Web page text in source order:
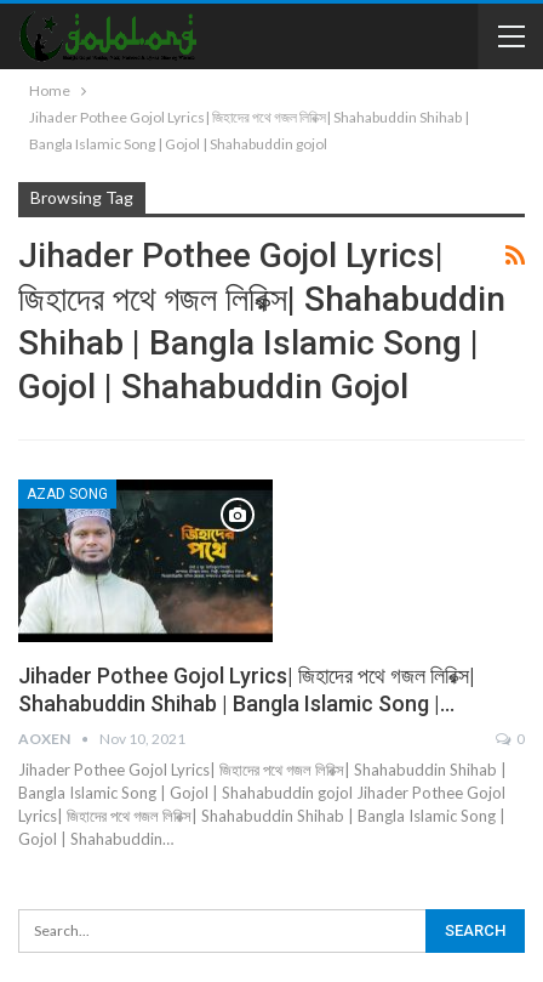
Home
Jihader Pothee Gojol Lyrics| জিহাদের পথে গজল লিরিক্স| Shahabuddin Shihab |
Bangla Islamic Song | Gojol | Shahabuddin gojol
Browsing Tag
Jihader Pothee Gojol Lyrics|
জিহাদের পথে গজল লিরিক্স| Shahabuddin
Shihab | Bangla Islamic Song |
Gojol | Shahabuddin Gojol
AZAD SONG
Jihader Pothee Gojol Lyrics| জিহাদের পথে গজল লিরিক্স|
Shahabuddin Shihab | Bangla Islamic Song |…
AOXEN Nov 10, 2021 0
Jihader Pothee Gojol Lyrics| জিহাদের পথে গজল লিরিক্স| Shahabuddin Shihab |
Bangla Islamic Song | Gojol | Shahabuddin gojol Jihader Pothee Gojol
Lyrics| জিহাদের পথে গজল লিরিক্স| Shahabuddin Shihab | Bangla Islamic Song |
Gojol | Shahabuddin…